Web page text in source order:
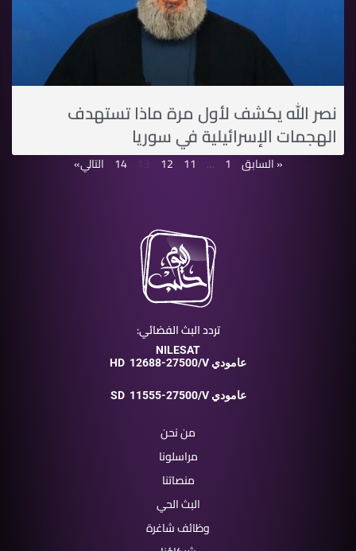
نصر الله يكشف لأول مرة ماذا تستهدف
الهجمات الإسرائيلية في سوريا
« السابق 1
…
11
12
13
14 التالي»
تردد البث الفضائي:
NILESAT
HD
12688-27500/V عامودي
SD 11555-27500/V عامودي
من نحن
مراسلونا
منصاتنا
البث الحي
وظائف شاغرة